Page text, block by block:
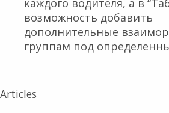
возможность добавить
дополнительные
группам под
Articles